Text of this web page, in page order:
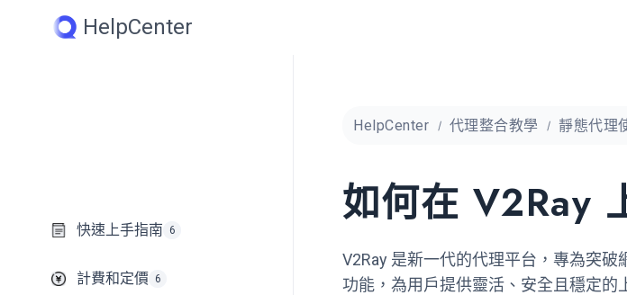
HelpCenter
快速上手指南 6
計費和定價 6
HelpCenter 代理整合教學 靜態代理
如何在 V2Ray
V2Ray 是新一代的代理平台，專為突
功能，為用戶提供靈活、安全且穩定的